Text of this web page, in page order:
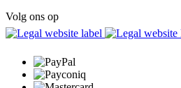
Volg ons op